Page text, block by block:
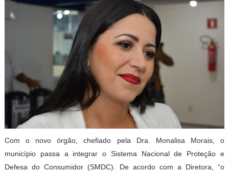
Com o novo órgão, chefiado pela Dra. Monalisa Morais, o
município passa a integrar o Sistema Nacional de Proteção e
Defesa do Consumidor (SMDC). De acordo com a Diretora, “o